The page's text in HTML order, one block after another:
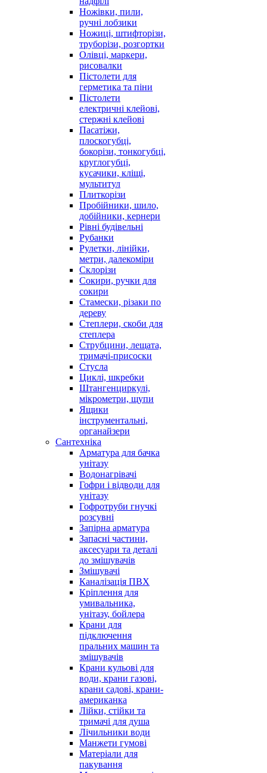
Ножівки, пили,
ручні лобзики
Ножиці, штифторізи,
труборізи, розгортки
Олівці, маркери,
рисовалки
Пістолети для
герметика та піни
Пістолети
електричні клейові,
стержні клейові
Пасатіжи,
плоскогубці,
бокорізи, тонкогубці,
круглогубці,
кусачики, кліщі,
мультитул
Плиткорізи
Пробійники, шило,
добійники, кернери
Рівні будівельні
Рубанки
Рулетки, лінійки,
метри, далекоміри
Склорізи
Сокири, ручки для
сокири
Стамески, різаки по
дереву
Степлери, скоби для
степлера
Струбцини, лещата,
тримачі-присоски
Стусла
Циклі, шкребки
Штангенциркулі,
мікрометри, щупи
Ящики
інструментальні,
органайзери
Сантехніка
Арматура для бачка
унітазу
Водонагрівачі
Гофри і відводи для
унітазу
Гофротруби гнучкі
розсувні
Запірна арматура
Запасні частини,
аксесуари та деталі
до змішувачів
Змішувачі
Каналізація ПВХ
Кріплення для
умивальника,
унітазу, бойлера
Крани для
підключення
пральних машин та
змішувачів
Крани кульові для
води, крани газові,
крани садові, крани-
американка
Лійки, стійки та
тримачі для душа
Лічильники води
Манжети гумові
Матеріали для
пакування